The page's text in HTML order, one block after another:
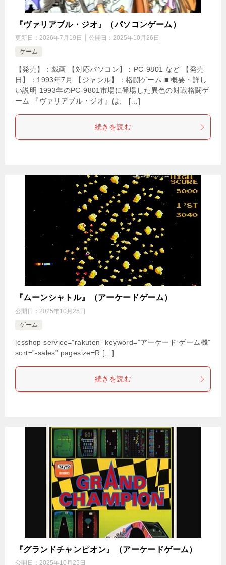
『ヴァリアブル・ジオ』（パソコンゲーム）
更新日： 2026年7月19日 公開日： 2025年10月26日
ゲーム
【発売】：戯画 【対応パソコン】：PC-9801 など 【発売
日】：1993年7月 【ジャンル】：格闘ゲーム ■ 概要・詳し
い説明 1993年のPC-9801市場に登場した異色の対戦格闘ゲ
ーム 『ヴァリアブル・ジオ』は、 […]
続きを読む
『ムーンシャトル』（アーケードゲーム）
公開日： 2025年10月25日
ゲーム
[csshop service=”rakuten” keyword=”アーケード ゲーム機”
sort=”-sales” pagesize=R […]
続きを読む
『グランドチャンピオン』（アーケードゲーム）
公開日： 2025年10月25日